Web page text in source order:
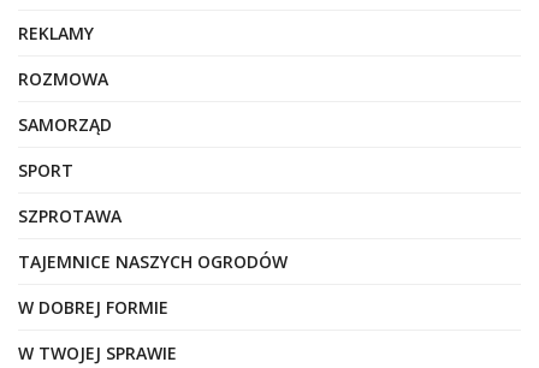
REKLAMY
ROZMOWA
SAMORZĄD
SPORT
SZPROTAWA
TAJEMNICE NASZYCH OGRODÓW
W DOBREJ FORMIE
W TWOJEJ SPRAWIE